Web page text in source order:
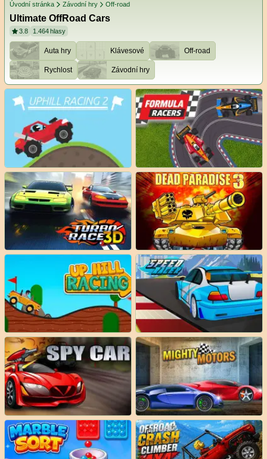
Úvodní stránka Závodní hry Off-road
Ultimate OffRoad Cars
3.8 1.464 hlasy
Auta hry Klávesové Off-road
Rychlost Závodní hry